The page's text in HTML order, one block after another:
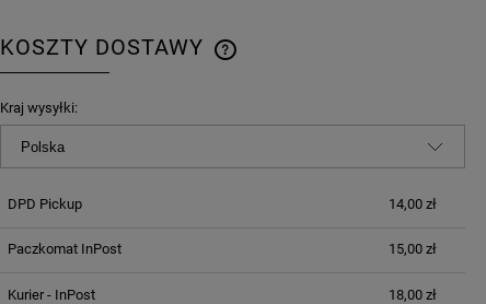
KOSZTY DOSTAWY
KOSZTÓW PŁATNOŚCI
Kraj wysyłki:
DPD Pickup 14,00 zł
Paczkomat InPost 15,00 zł
Kurier - InPost 18,00 zł